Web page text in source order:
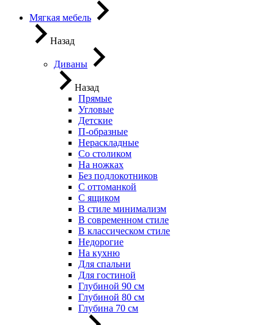
Мягкая мебель
Назад
Диваны
Назад
Прямые
Угловые
Детские
П-образные
Нераскладные
Со столиком
На ножках
Без подлокотников
С оттоманкой
С ящиком
В стиле минимализм
В современном стиле
В классическом стиле
Недорогие
На кухню
Для спальни
Для гостиной
Глубиной 90 см
Глубиной 80 см
Глубина 70 см